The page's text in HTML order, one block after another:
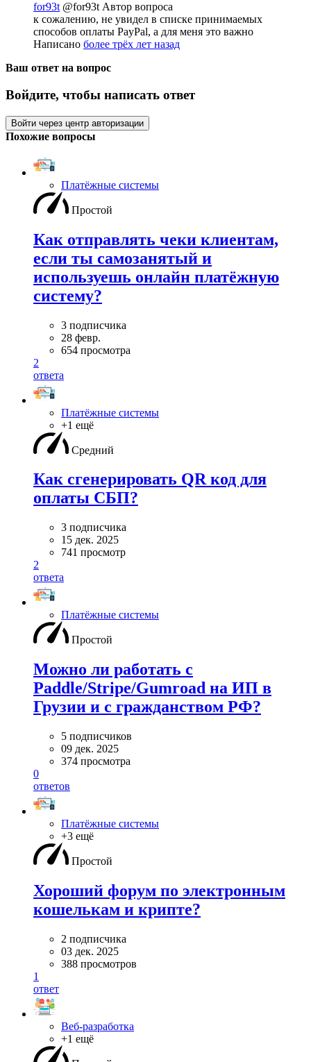
for93t @for93t Автор вопроса
к сожалению, не увидел в списке принимаемых
способов оплаты PayPal, а для меня это важно
Написано более трёх лет назад
Ваш ответ на вопрос
Войдите, чтобы написать ответ
Войти через центр авторизации
Похожие вопросы
Платёжные системы
Простой
Как отправлять чеки клиентам,
если ты самозанятый и
используешь онлайн платёжную
систему?
3 подписчика
28 февр.
654 просмотра
2
ответа
Платёжные системы
+1 ещё
Средний
Как сгенерировать QR код для
оплаты СБП?
3 подписчика
15 дек. 2025
741 просмотр
2
ответа
Платёжные системы
Простой
Можно ли работать с
Paddle/Stripe/Gumroad на ИП в
Грузии и с гражданством РФ?
5 подписчиков
09 дек. 2025
374 просмотра
0
ответов
Платёжные системы
+3 ещё
Простой
Хороший форум по электронным
кошелькам и крипте?
2 подписчика
03 дек. 2025
388 просмотров
1
ответ
Веб-разработка
+1 ещё